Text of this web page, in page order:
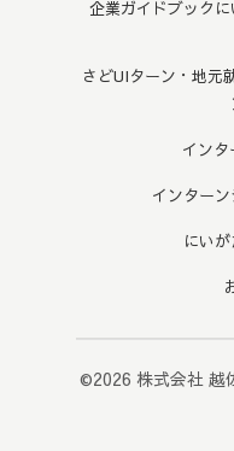
企業ガイドブック
さどUIターン・地元
イン
インターン
にい
©2026 株式会社 越